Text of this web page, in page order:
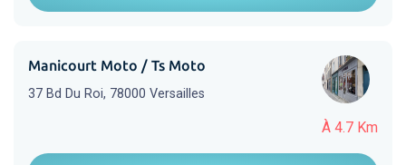
À 4.7 Km
Manicourt Moto / Ts Moto
37 Bd Du Roi, 78000 Versailles